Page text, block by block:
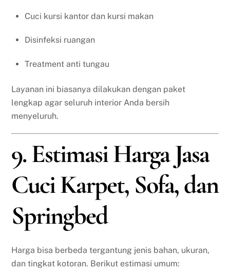
Cuci kursi kantor dan kursi makan
Disinfeksi ruangan
Treatment anti tungau
Layanan ini biasanya dilakukan dengan paket
lengkap agar seluruh interior Anda bersih
menyeluruh.
9. Estimasi Harga Jasa
Cuci Karpet, Sofa, dan
Springbed
Harga bisa berbeda tergantung jenis bahan, ukuran,
dan tingkat kotoran. Berikut estimasi umum: